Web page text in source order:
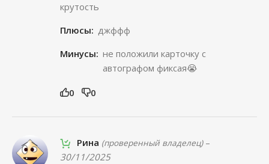
крутость
Плюсы: джффф
Минусы: не положили карточку с
автографом фиксая😭
0 0
Рина (проверенный владелец) –
30/11/2025